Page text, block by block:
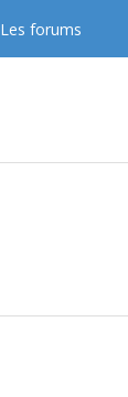
Les forums